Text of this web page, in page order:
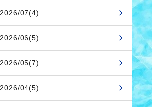
2026/07(4)
2026/06(5)
2026/05(7)
2026/04(5)